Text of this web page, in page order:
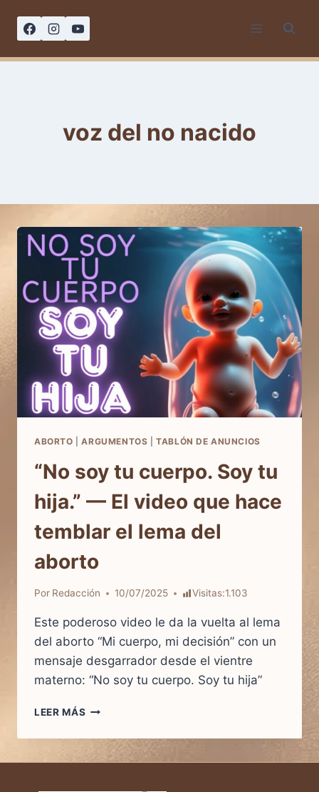
voz del no nacido
ABORTO |ARGUMENTOS |TABLÓN DE ANUNCIOS
“No soy tu cuerpo. Soy tu
hija.” — El video que hace
temblar el lema del
aborto
Por Redacción 10/07/2025 Visitas:1.103
Este poderoso video le da la vuelta al lema
del aborto “Mi cuerpo, mi decisión” con un
mensaje desgarrador desde el vientre
materno: “No soy tu cuerpo. Soy tu hija”
LEER MÁS “NO
TU
CUERPO.